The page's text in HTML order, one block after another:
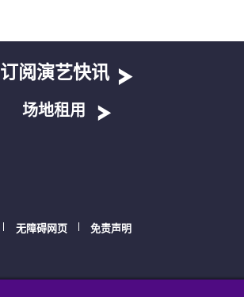
订阅演艺快讯
场地租用
无障碍网页 免责声明